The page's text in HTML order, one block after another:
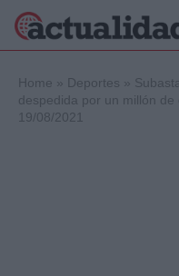
Home » Deportes »
despedida por un millón de
19/08/2021